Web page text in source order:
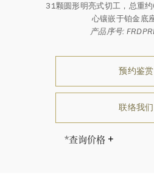
31颗圆形明亮式切工，总重
心镶嵌于铂金底
产品序号:
预约鉴赏
联络我们
*查询价格